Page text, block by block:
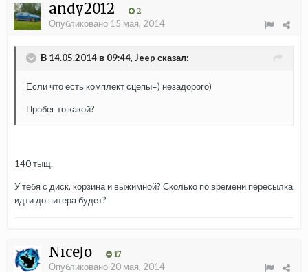
andy2012 2
Опубликовано 15 мая, 2014
В 14.05.2014 в 09:44, Jeep сказал:
Если что есть комплект сцепы=) незадорого)
Пробег то какой?
140 тыщ.
У тебя с диск, корзина и выжимной? Сколько по времени пересылка
идти до питера будет?
NiceJo 17
Опубликовано 20 мая, 2014